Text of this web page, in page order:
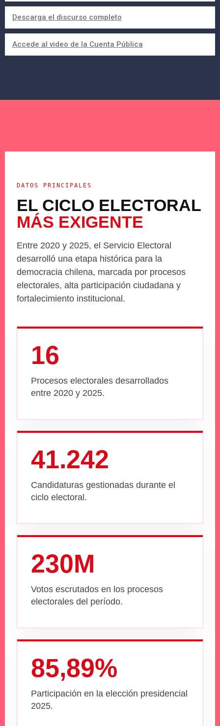
Descarga el discurso completo
Accede al video de la Cuenta Pública
DATOS PRINCIPALES
EL CICLO ELECTORAL
MÁS EXIGENTE
Entre 2020 y 2025, el Servicio Electoral
desarrolló una etapa histórica para la
democracia chilena, marcada por procesos
electorales, alta participación ciudadana y
fortalecimiento institucional.
16
Procesos electorales desarrollados
entre 2020 y 2025.
41.242
Candidaturas gestionadas durante el
ciclo electoral.
230M
Votos escrutados en los procesos
electorales del período.
85,89%
Participación en la elección presidencial
2025.